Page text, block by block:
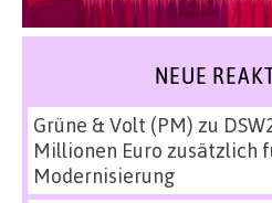
NEUE
Grüne & Volt (PM) zu
Millionen Euro zusätzlich
Modernisierung